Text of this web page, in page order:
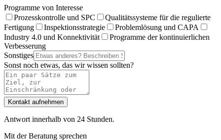
Programme von Interesse
Prozesskontrolle und SPC
Qualitätssysteme für die regulierte
Fertigung
Inspektionsstrategie
Problemlösung und CAPA
Industry 4.0 und Konnektivität
Programme der kontinuierlichen
Verbesserung
Sonstiges
Sonst noch etwas, das wir wissen sollten?
Kontakt aufnehmen
Antwort innerhalb von 24 Stunden.
Mit der Beratung sprechen